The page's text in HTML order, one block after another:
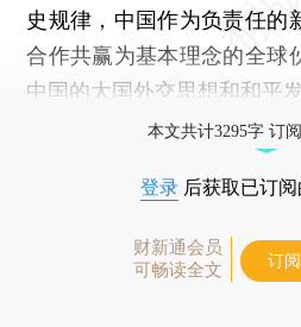
史规律，中国作为负责任的
合作共赢为基本理念的全球
中国的大国外交思想和和平
本文共计3295字 订
登录 后获取已订
财新通会员
可畅读全文
订